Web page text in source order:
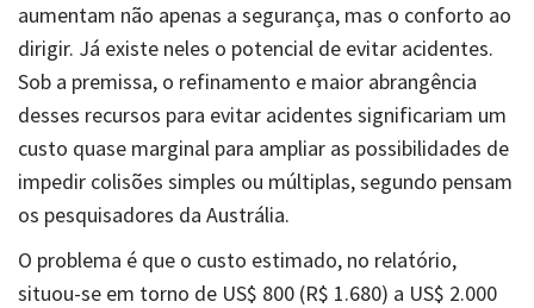
aumentam não apenas a segurança, mas o conforto ao
dirigir. Já existe neles o potencial de evitar acidentes.
Sob a premissa, o refinamento e maior abrangência
desses recursos para evitar acidentes significariam um
custo quase marginal para ampliar as possibilidades de
impedir colisões simples ou múltiplas, segundo pensam
os pesquisadores da Austrália.
O problema é que o custo estimado, no relatório,
situou-se em torno de US$ 800 (R$ 1.680) a US$ 2.000